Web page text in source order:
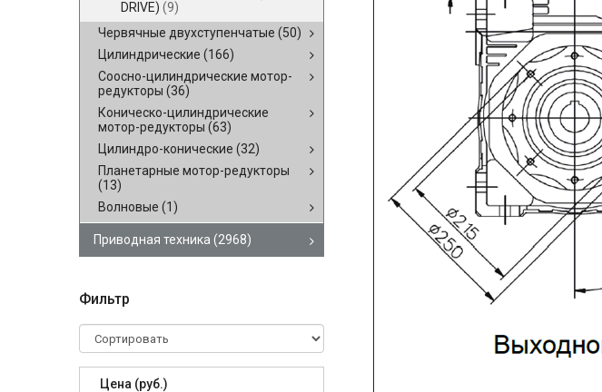
DRIVE) (9)
Червячные двухступенчатые (50)
Цилиндрические (166)
Соосно-цилиндрические мотор-
редукторы (36)
Коническо-цилиндрические
мотор-редукторы (63)
Цилиндро-конические (32)
Планетарные мотор-редукторы
(13)
Волновые (1)
Приводная техника (2968)
Фильтр
Цена (руб.)